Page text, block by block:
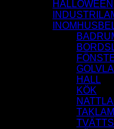
HALLOWEEN
HALL
KÖK